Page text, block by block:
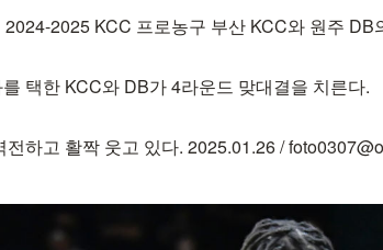
2025 KCC 프로농구 부산 KCC와 원주 DB
택한 KCC와 DB가 4라운드 맞대결을 치른다.
하고 활짝 웃고 있다. 2025.01.26 /